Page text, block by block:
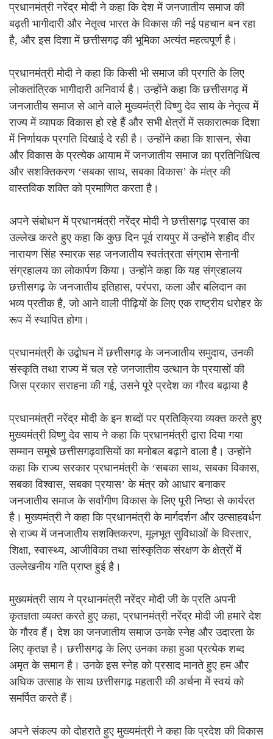
प्रधानमंत्री नरेंद्र मोदी ने कहा कि देश में जनजातीय समाज की
बढ़ती भागीदारी और नेतृत्व भारत के विकास की नई पहचान बन रहा
है, और इस दिशा में छत्तीसगढ़ की भूमिका अत्यंत महत्वपूर्ण है।
प्रधानमंत्री मोदी ने कहा कि किसी भी समाज की प्रगति के लिए
लोकतांत्रिक भागीदारी अनिवार्य है। उन्होंने कहा कि छत्तीसगढ़ में
जनजातीय समाज से आने वाले मुख्यमंत्री विष्णु देव साय के नेतृत्व में
राज्य में व्यापक विकास हो रहे हैं और सभी क्षेत्रों में सकारात्मक दिशा
में निर्णायक प्रगति दिखाई दे रही है। उन्होंने कहा कि शासन, सेवा
और विकास के प्रत्येक आयाम में जनजातीय समाज का प्रतिनिधित्व
और सशक्तिकरण ‘सबका साथ, सबका विकास’ के मंत्र की
वास्तविक शक्ति को प्रमाणित करता है।
अपने संबोधन में प्रधानमंत्री नरेंद्र मोदी ने छत्तीसगढ़ प्रवास का
उल्लेख करते हुए कहा कि कुछ दिन पूर्व रायपुर में उन्होंने शहीद वीर
नारायण सिंह स्मारक सह जनजातीय स्वतंत्रता संग्राम सेनानी
संग्रहालय का लोकार्पण किया। उन्होंने कहा कि यह संग्रहालय
छत्तीसगढ़ के जनजातीय इतिहास, परंपरा, कला और बलिदान का
भव्य प्रतीक है, जो आने वाली पीढ़ियों के लिए एक राष्ट्रीय धरोहर के
रूप में स्थापित होगा।
प्रधानमंत्री के उद्बोधन में छत्तीसगढ़ के जनजातीय समुदाय, उनकी
संस्कृति तथा राज्य में चल रहे जनजातीय उत्थान के प्रयासों की
जिस प्रकार सराहना की गई, उसने पूरे प्रदेश का गौरव बढ़ाया है
प्रधानमंत्री नरेंद्र मोदी के इन शब्दों पर प्रतिक्रिया व्यक्त करते हुए
मुख्यमंत्री विष्णु देव साय ने कहा कि प्रधानमंत्री द्वारा दिया गया
सम्मान समूचे छत्तीसगढ़वासियों का मनोबल बढ़ाने वाला है। उन्होंने
कहा कि राज्य सरकार प्रधानमंत्री के ‘सबका साथ, सबका विकास,
सबका विश्वास, सबका प्रयास’ के मंत्र को आधार बनाकर
जनजातीय समाज के सर्वांगीण विकास के लिए पूरी निष्ठा से कार्यरत
है। मुख्यमंत्री ने कहा कि प्रधानमंत्री के मार्गदर्शन और उत्साहवर्धन
से राज्य में जनजातीय सशक्तिकरण, मूलभूत सुविधाओं के विस्तार,
शिक्षा, स्वास्थ्य, आजीविका तथा सांस्कृतिक संरक्षण के क्षेत्रों में
उल्लेखनीय गति प्राप्त हुई है।
मुख्यमंत्री साय ने प्रधानमंत्री नरेंद्र मोदी जी के प्रति अपनी
कृतज्ञता व्यक्त करते हुए कहा, प्रधानमंत्री नरेंद्र मोदी जी हमारे देश
के गौरव हैं। देश का जनजातीय समाज उनके स्नेह और उदारता के
लिए कृतज्ञ है। छत्तीसगढ़ के लिए उनका कहा हुआ प्रत्येक शब्द
अमृत के समान है। उनके इस स्नेह को प्रसाद मानते हुए हम और
अधिक उत्साह के साथ छत्तीसगढ़ महतारी की अर्चना में स्वयं को
समर्पित करते हैं।
अपने संकल्प को दोहराते हुए मुख्यमंत्री ने कहा कि प्रदेश की विकास